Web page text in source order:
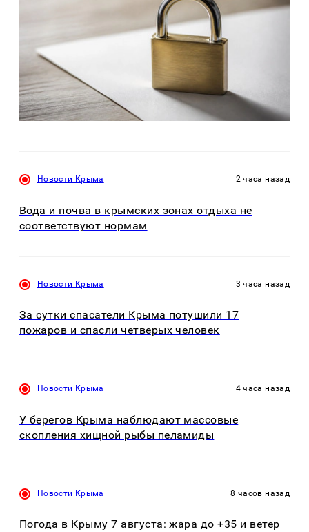
Новости Крыма 2 часа назад
Вода и почва в крымских зонах отдыха не
соответствуют нормам
Новости Крыма 3 часа назад
За сутки спасатели Крыма потушили 17
пожаров и спасли четверых человек
Новости Крыма 4 часа назад
У берегов Крыма наблюдают массовые
скопления хищной рыбы пеламиды
Новости Крыма 8 часов назад
Погода в Крыму 7 августа: жара до +35 и ветер